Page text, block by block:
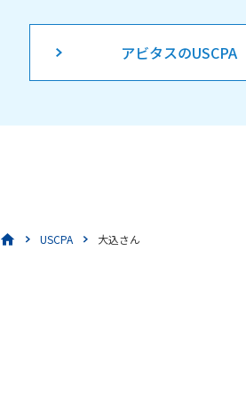
アビタスのUSCPA
USCPA 大込さん